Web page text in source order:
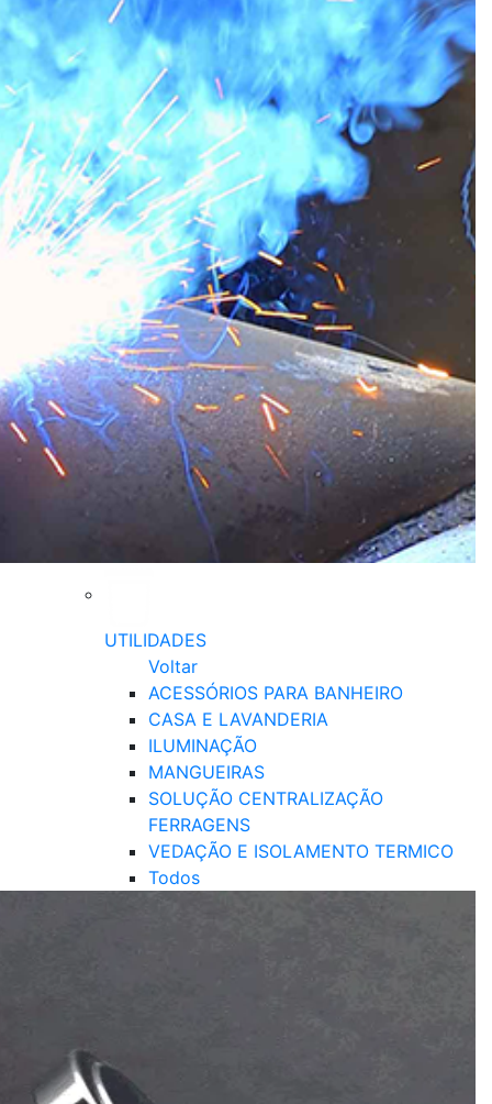
UTILIDADES
Voltar
ACESSÓRIOS PARA BANHEIRO
CASA E LAVANDERIA
ILUMINAÇÃO
MANGUEIRAS
SOLUÇÃO CENTRALIZAÇÃO
FERRAGENS
VEDAÇÃO E ISOLAMENTO TERMICO
Todos